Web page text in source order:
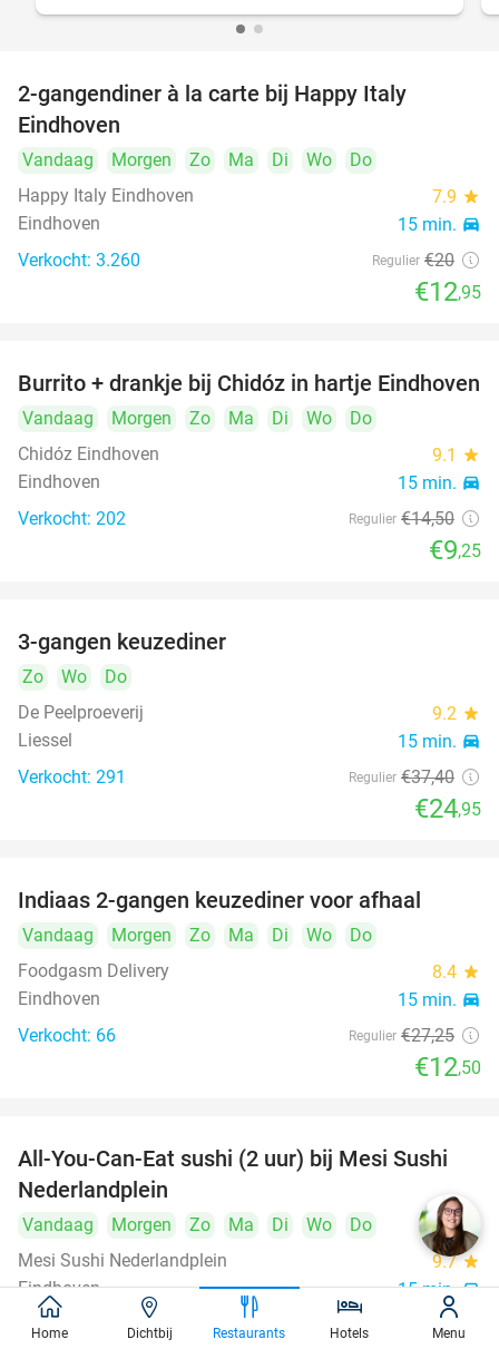
2-gangendiner à la carte bij Happy Italy
Eindhoven
Vandaag Morgen Zo Ma Di Wo
Do
Happy Italy Eindhoven
7.9 star
Eindhoven 15 min. directions_car
Verkocht: 3.260 Regulier €20
€12,95
36%
Burrito + drankje bij Chidóz in hartje Eindhoven
Vandaag Morgen Zo Ma Di Wo
Do
Chidóz Eindhoven
9.1 star
Eindhoven 15 min. directions_car
Verkocht: 202 Regulier €14,50
€9,25
3-gangen keuzediner
Zo Wo
Do
De Peelproeverij
9.2 star
Liessel 15 min. directions_car
Verkocht: 291 Regulier €37,40
€24,95
Indiaas 2-gangen keuzediner voor afhaal
Vandaag Morgen Zo Ma Di Wo
Do
Foodgasm Delivery
8.4 star
Eindhoven 15 min. directions_car
Verkocht: 66 Regulier €27,25
€12,50
21%
All-You-Can-Eat sushi (2 uur) bij Mesi Sushi
Nederlandplein
Vandaag Morgen Zo Ma Di Wo
Do
Mesi Sushi Nederlandplein
9.7star
Eindhoven 15 min.directions_car
Verkocht: 456 Regulier ,95
Home Dichtbij Restaurants Hotels Menu